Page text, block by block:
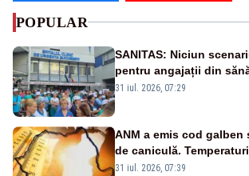
POPULAR
SANITAS: Niciun
pentru angajații din
Legii salarizării
31 iul. 2026, 07:29
ANM a emis cod
de caniculă.
de grade, iar nopțile
31 iul. 2026, 07:39